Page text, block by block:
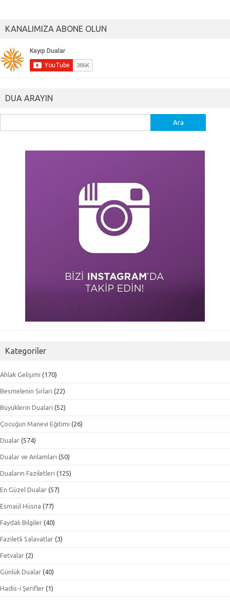
KANALIMIZA ABONE OLUN
DUA ARAYIN
Kategoriler
Ahlak Gelişimi (170)
Besmelenin Sırları (22)
Büyüklerin Duaları (52)
Çocuğun Manevi Eğitimi (26)
Dualar (574)
Dualar ve Anlamları (50)
Duaların Faziletleri (125)
En Güzel Dualar (57)
Esmaül Hüsna (77)
Faydalı Bilgiler (40)
Faziletli Salavatlar (3)
Fetvalar (2)
Günlük Dualar (40)
Hadis-i Şerifler (1)